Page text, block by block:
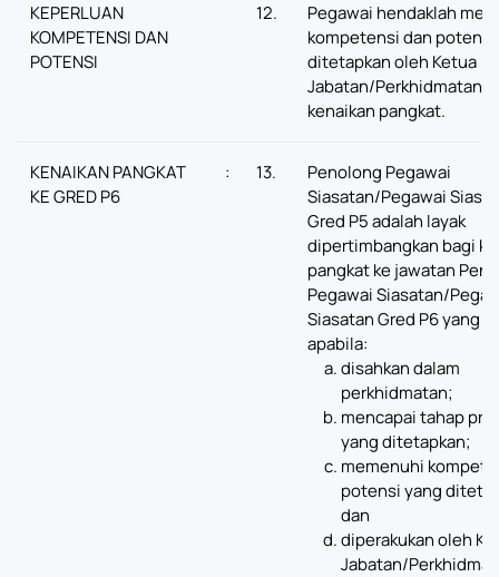
KEPERLUAN
KOMPETENSI DAN
POTENSI
12.
Pegawai hendaklah
kompetensi dan potensi
ditetapkan oleh Ketua
Jabatan/Perkhidmatan
kenaikan pangkat.
KENAIKAN PANGKAT
KE GRED P6
: 13.
Penolong Pegawai
Siasatan/Pegawai
Gred P5 adalah layak
dipertimbangkan bagi
pangkat ke jawatan
Pegawai Siasatan/
Siasatan Gred P6 yang
apabila:
disahkan dalam
perkhidmatan;
mencapai tahap
yang ditetapkan;
memenuhi
potensi yang
dan
diperakukan oleh
Jabatan/